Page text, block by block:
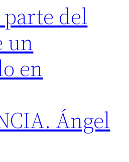
del
un
en
Ángel